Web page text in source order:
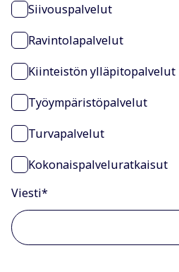
Siivouspalvelut
Ravintolapalvelut
Kiinteistön ylläpitopalvelut
Työympäristöpalvelut
Turvapalvelut
Kokonaispalveluratkaisut
Viesti*